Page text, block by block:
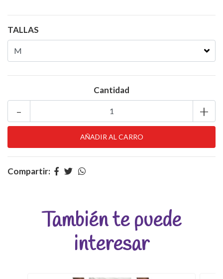
TALLAS
Cantidad
+
-
Compartir:
También te puede
interesar